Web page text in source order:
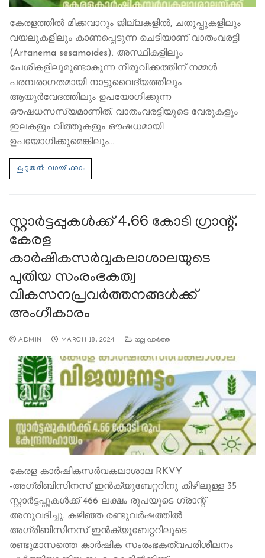
കേരളത്തിൽ മിക്കവാറും ജില്ലകളിൽ, ചതുപ്പുകളിലും
വയലുകളിലും കാണപ്പെടുന്ന ചെടിയാണ് വാതംവരട്ടി
(Artanema sesamoides). അസ്ഥികളിലും
പേശികളിലുമുണ്ടാകുന്ന നീരുവീക്കത്തിന് നമ്മള്‍
പരമ്പരാഗതമായി നാട്ടുവൈദ്യത്തിലും
ആയുര്‍വേദത്തിലും ഉപയോഗിക്കുന്ന
ഔഷധസസ്യമാണിത്. വാതംവരട്ടിയുടെ വേരുകളും
ഇലകളും വിത്തുകളും ഔഷധമായി
ഉപയോഗിക്കുമെങ്കിലും…
സ്റ്റാർട്ടപ്പുകള്‍ക്ക് 4.66 കോടി ഗ്രാന്റ്.
കേരള
കാര്‍ഷികസര്‍വ്വകലാശാലയുടെ
പുതിയ സംരംഭകത്വ
വികസനപ്രവര്‍ത്തനങ്ങള്‍ക്ക്
അംഗീകാരം
ADMIN MARCH 18, 2024 നല്ല വാര്‍ത്ത
കേരള കാർഷികസർവകലാശാല RKVY
-അഗ്രിബിസിനസ് ഇൻക്യുബേറ്ററിനു കീഴിലുള്ള 35
സ്റ്റാർട്ടപ്പുകൾക്ക് 466 ലക്ഷം രൂപയുടെ ഗ്രാന്റ്
അനുവദിച്ചു. കഴിഞ്ഞ രണ്ടുവർഷത്തിൽ
അഗ്രിബിസിനസ് ഇൻക്യൂബേറ്ററിലൂടെ
രണ്ടുമാസത്തെ കാർഷിക സംരംഭകത്വപരിശീലനം